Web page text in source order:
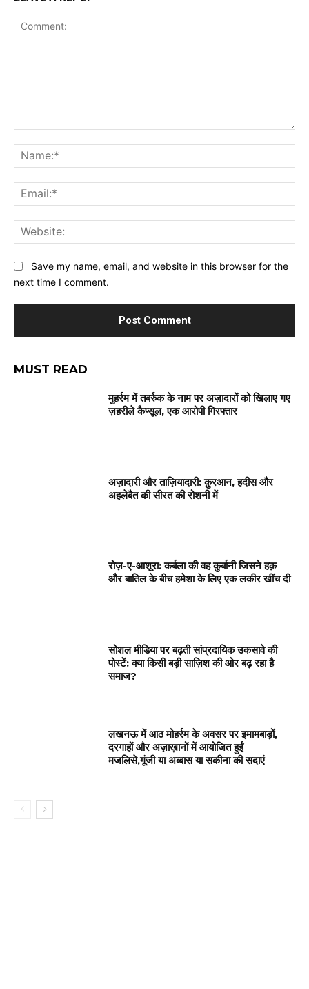
Save my name, email, and website in this browser for the
next time I comment.
MUST READ
मुहर्रम में तबर्रुक के नाम पर अज़ादारों को खिलाए गए
ज़हरीले कैप्सूल, एक आरोपी गिरफ्तार
अज़ादारी और ताज़ियादारी: क़ुरआन, हदीस और
अहलेबैत की सीरत की रोशनी में
रोज़-ए-आशूरा: कर्बला की वह कुर्बानी जिसने हक़
और बातिल के बीच हमेशा के लिए एक लकीर खींच दी
सोशल मीडिया पर बढ़ती सांप्रदायिक उकसावे की
पोस्टें: क्या किसी बड़ी साज़िश की ओर बढ़ रहा है
समाज?
लखनऊ में आठ मोहर्रम के अवसर पर इमामबाड़ों,
दरगाहों और अज़ाख़ानों में आयोजित हुईं
मजलिसे,गूंजी या अब्बास या सकीना की सदाएं